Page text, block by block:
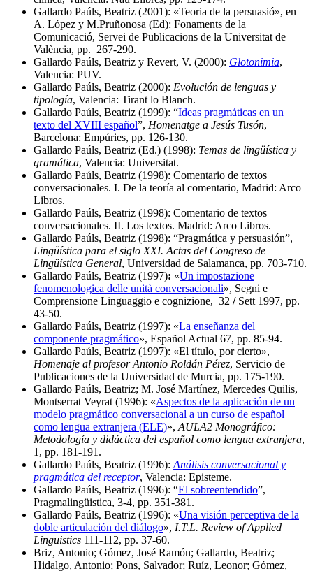
Gallardo Paúls, Beatriz (2001): «Teoria de la persuasió», en
A. López y M.Pruñonosa (Ed): Fonaments de la
Comunicació, Servei de Publicacions de la Universitat de
València, pp. 267-290.
Gallardo Paúls, Beatriz y Revert, V. (2000): Glotonimia,
Valencia: PUV.
Gallardo Paúls, Beatriz (2000): Evolución de lenguas y
tipología, Valencia: Tirant lo Blanch.
Gallardo Paúls, Beatriz (1999): “Ideas pragmáticas en un
texto del XVIII español”, Homenatge a Jesús Tusón,
Barcelona: Empúries, pp. 126-130.
Gallardo Paúls, Beatriz (Ed.) (1998): Temas de lingüística y
gramática, Valencia: Universitat.
Gallardo Paúls, Beatriz (1998): Comentario de textos
conversacionales. I. De la teoría al comentario, Madrid: Arco
Libros.
Gallardo Paúls, Beatriz (1998): Comentario de textos
conversacionales. II. Los textos. Madrid: Arco Libros.
Gallardo Paúls, Beatriz (1998): “Pragmática y persuasión”,
Lingüística para el siglo XXI. Actas del Congreso de
Lingüística General, Universidad de Salamanca, pp. 703-710.
Gallardo Paúls, Beatriz (1997): «Un impostazione
fenomenologica delle unità conversacionali», Segni e
Comprensione Linguaggio e cognizione, 32 / Sett 1997, pp.
43-50.
Gallardo Paúls, Beatriz (1997): «La enseñanza del
componente pragmático», Español Actual 67, pp. 85-94.
Gallardo Paúls, Beatriz (1997): «El título, por cierto»,
Homenaje al profesor Antonio Roldán Pérez, Servicio de
Publicaciones de la Universidad de Murcia, pp. 175-190.
Gallardo Paúls, Beatriz; M. José Martínez, Mercedes Quilis,
Montserrat Veyrat (1996): «Aspectos de la aplicación de un
modelo pragmático conversacional a un curso de español
como lengua extranjera (ELE)», AULA2 Monográfico:
Metodología y didáctica del español como lengua extranjera,
1, pp. 181-191.
Gallardo Paúls, Beatriz (1996): Análisis conversacional y
pragmática del receptor, Valencia: Episteme.
Gallardo Paúls, Beatriz (1996): “El sobreentendido”,
Pragmalingüistica, 3-4, pp. 351-381.
Gallardo Paúls, Beatriz (1996): «Una visión perceptiva de la
doble articulación del diálogo», I.T.L. Review of Applied
Linguistics 111-112, pp. 37-60.
Briz, Antonio; Gómez, José Ramón; Gallardo, Beatriz;
Hidalgo, Antonio; Pons, Salvador; Ruíz, Leonor; Gómez,